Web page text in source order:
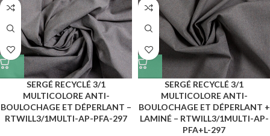
SERGÉ RECYCLÉ 3/1
MULTICOLORE ANTI-
BOULOCHAGE ET DÉPERLANT –
RTWILL3/1MULTI-AP-PFA-297
SERGÉ RECYCLÉ 3/1
MULTICOLORE ANTI-
BOULOCHAGE ET DÉPERLANT +
LAMINÉ – RTWILL3/1MULTI-AP-
PFA+L-297